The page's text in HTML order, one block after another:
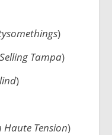
)
Tampa)
)
Haute Tension)